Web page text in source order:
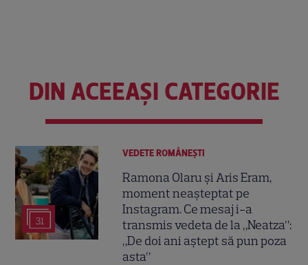
DIN ACEEAȘI CATEGORIE
31
VEDETE ROMÂNEŞTI
Ramona Olaru și Aris Eram,
moment neașteptat pe
Instagram. Ce mesaj i-a
transmis vedeta de la „Neatza”:
„De doi ani aștept să pun poza
asta”